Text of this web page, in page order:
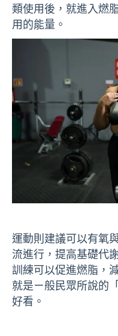
類使用後，就進入燃
用的能量。
運動則建議可以有氧
流進行，提高基礎代
訓練可以促進燃脂，
就是ㄧ般民眾所說的
好看。